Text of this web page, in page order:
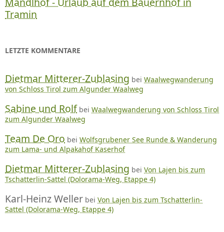
Tramin
LETZTE KOMMENTARE
Dietmar Mitterer-Zublasing bei Waalwegwanderung
von Schloss Tirol zum Algunder Waalweg
Sabine und Rolf bei Waalwegwanderung von Schloss Tirol
zum Algunder Waalweg
Team De Oro bei Wolfsgrubener See Runde & Wanderung
zum Lama- und Alpakahof Kaserhof
Dietmar Mitterer-Zublasing bei Von Lajen bis zum
Tschatterlin-Sattel (Dolorama-Weg, Etappe 4)
Karl-Heinz Weller bei Von Lajen bis zum Tschatterlin-
Sattel (Dolorama-Weg, Etappe 4)